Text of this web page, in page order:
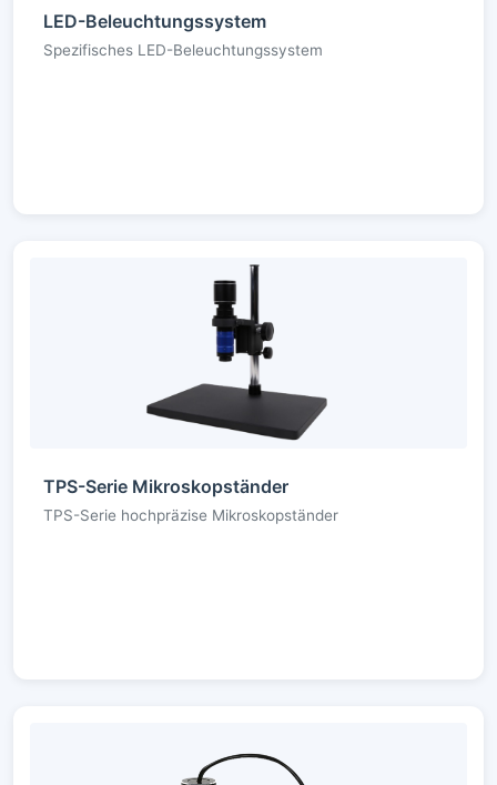
LED-Beleuchtungssystem
Spezifisches LED-Beleuchtungssystem
TPS-Serie Mikroskopständer
TPS-Serie hochpräzise Mikroskopständer